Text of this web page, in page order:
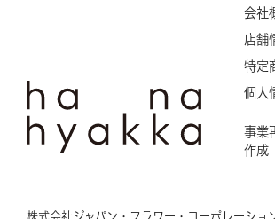
会社
店舗
特定
個人
事業
作成
株式会社ジャパン・フラワー・コーポレーショ